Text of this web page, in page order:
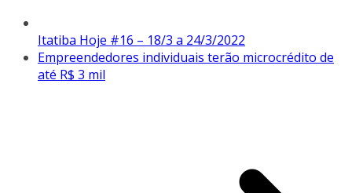
Itatiba Hoje #16 – 18/3 a 24/3/2022
Empreendedores individuais terão microcrédito de
até R$ 3 mil